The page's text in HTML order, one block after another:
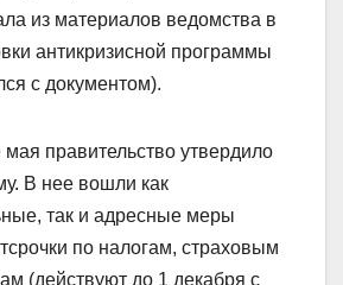
из материалов ведомства в
антикризисной программы
с документом).
мая правительство утвердило
В нее вошли как
так и адресные меры
по налогам, страховым
(действуют до 1 декабря с